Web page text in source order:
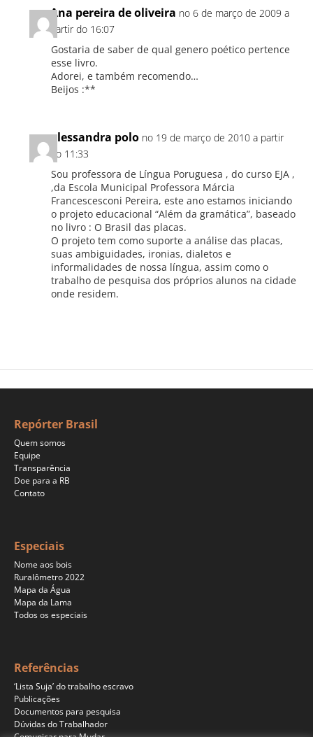
Ana pereira de oliveira no 6 de março de 2009 a
partir do 16:07
Gostaria de saber de qual genero poético pertence
esse livro.
Adorei, e também recomendo…
Beijos :**
alessandra polo no 19 de março de 2010 a partir
do 11:33
Sou professora de Língua Poruguesa , do curso EJA ,
,da Escola Municipal Professora Márcia
Francescesconi Pereira, este ano estamos iniciando
o projeto educacional “Além da gramática”, baseado
no livro : O Brasil das placas.
O projeto tem como suporte a análise das placas,
suas ambiguidades, ironias, dialetos e
informalidades de nossa língua, assim como o
trabalho de pesquisa dos próprios alunos na cidade
onde residem.
Repórter Brasil
Quem somos
Equipe
Transparência
Doe para a RB
Contato
Especiais
Nome aos bois
Ruralômetro 2022
Mapa da Água
Mapa da Lama
Todos os especiais
Referências
‘Lista Suja’ do trabalho escravo
Publicações
Documentos para pesquisa
Dúvidas do Trabalhador
Comunicar para Mudar